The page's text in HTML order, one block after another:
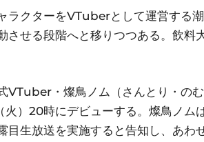
ラクターをVTuberとして運営する
させる段階へと移りつつある。飲料
VTuber・燦鳥ノム（さんとり・の
火）20時にデビューする。燦鳥ノ
目生放送を実施すると告知し、あわ